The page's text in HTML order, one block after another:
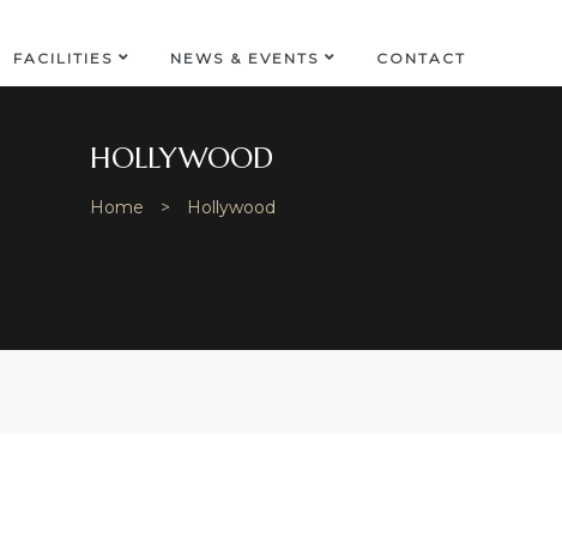
FACILITIES NEWS & EVENTS CONTACT
HOLLYWOOD
Home > Hollywood